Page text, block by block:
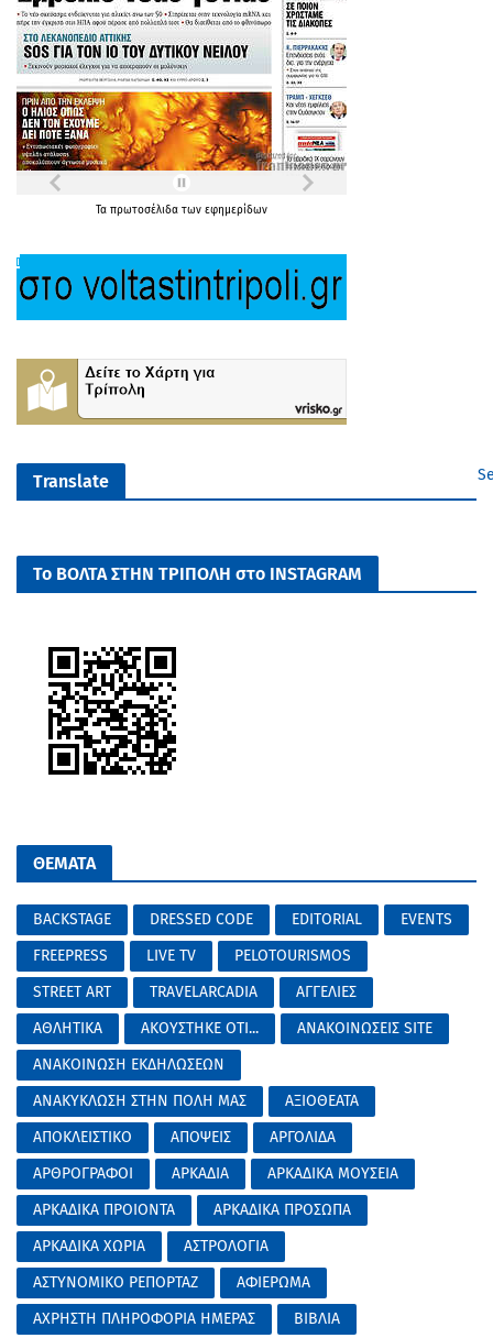
Τα πρωτοσέλιδα των εφημερίδων
Translate
Το ΒΟΛΤΑ ΣΤΗΝ ΤΡΙΠΟΛΗ στο INSTAGRAM
ΘΕΜΑΤΑ
BACKSTAGE DRESSED CODE EDITORIAL
EVENTS
FREEPRESS
LIVE TV
PELOTOURISMOS
STREET ART
TRAVELARCADIA
ΑΓΓΕΛΙΕΣ
ΑΘΛΗΤΙΚΑ
ΑΚΟΥΣΤΗΚΕ ΟΤΙ...
ΑΝΑΚΟΙΝΩΣΕΙΣ SITE
ΑΝΑΚΟΙΝΩΣΗ ΕΚΔΗΛΩΣΕΩΝ
ΑΝΑΚΥΚΛΩΣΗ ΣΤΗΝ ΠΟΛΗ ΜΑΣ
ΑΞΙΟΘΕΑΤΑ
ΑΠΟΚΛΕΙΣΤΙΚΟ
ΑΠΟΨΕΙΣ
ΑΡΓΟΛΙΔΑ
ΑΡΘΡΟΓΡΑΦΟΙ
ΑΡΚΑΔΙΑ
ΑΡΚΑΔΙΚΑ ΜΟΥΣΕΙΑ
ΑΡΚΑΔΙΚΑ ΠΡΟΙΟΝΤΑ
ΑΡΚΑΔΙΚΑ ΠΡΟΣΩΠΑ
ΑΡΚΑΔΙΚΑ ΧΩΡΙΑ
ΑΣΤΡΟΛΟΓΙΑ
ΑΣΤΥΝΟΜΙΚΟ ΡΕΠΟΡΤΑΖ
ΑΦΙΕΡΩΜΑ
ΑΧΡΗΣΤΗ ΠΛΗΡΟΦΟΡΙΑ ΗΜΕΡΑΣ
ΒΙΒΛΙΑ